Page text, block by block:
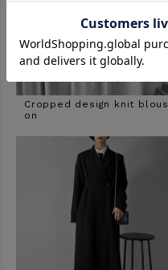
Cropped design knit blous
on